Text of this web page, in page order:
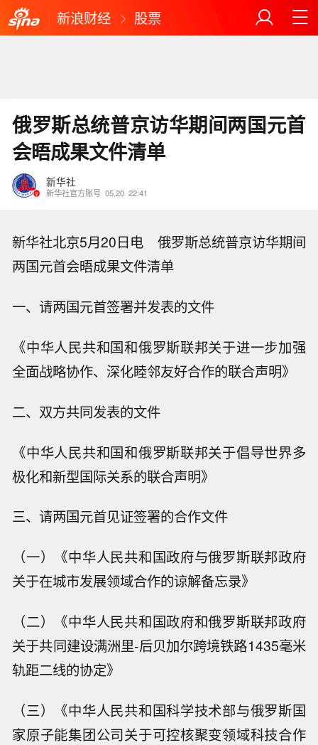
新浪财经 股票
俄罗斯总统普京访华期间两国元首
会晤成果文件清单
新华社
新华社官方账号 05.20 22:41
新华社北京5月20日电 俄罗斯总统普京访华期间
两国元首会晤成果文件清单
一、请两国元首签署并发表的文件
《中华人民共和国和俄罗斯联邦关于进一步加强
全面战略协作、深化睦邻友好合作的联合声明》
二、双方共同发表的文件
《中华人民共和国和俄罗斯联邦关于倡导世界多
极化和新型国际关系的联合声明》
三、请两国元首见证签署的合作文件
（一）《中华人民共和国政府与俄罗斯联邦政府
关于在城市发展领域合作的谅解备忘录》
（二）《中华人民共和国政府和俄罗斯联邦政府
关于共同建设满洲里-后贝加尔跨境铁路1435毫米
轨距二线的协定》
（三）《中华人民共和国科学技术部与俄罗斯国
家原子能集团公司关于可控核聚变领域科技合作